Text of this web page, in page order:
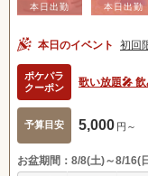
本日のイベント 初回
ポケパラ
クーポン
歌い放題🎤
予算目安 5,000 円～
お盆期間：8/8(土)～8/16(